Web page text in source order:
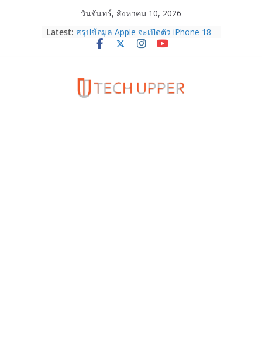
วันจันทร์, สิงหาคม 10, 2026
Latest: สรุปข้อมูล Apple จะเปิดตัว iPhone 18
Series ในเดือน ก.ย. 69 คาดว่าจะเน้น
HUAWEI Pura 90s Series 5G+ ซื้อกับ
True 5G ลดสูงสุด 19,400 บาท พร้อม